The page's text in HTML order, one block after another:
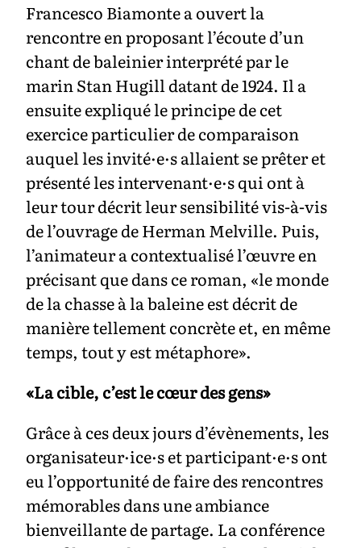
Francesco Biamonte a ouvert la
rencontre en proposant l’écoute d’un
chant de baleinier interprété par le
marin Stan Hugill datant de 1924. Il a
ensuite expliqué le principe de cet
exercice particulier de comparaison
auquel les invité·e·s allaient se prêter et
présenté les intervenant·e·s qui ont à
leur tour décrit leur sensibilité vis-à-vis
de l’ouvrage de Herman Melville. Puis,
l’animateur a contextualisé l’œuvre en
précisant que dans ce roman, «le monde
de la chasse à la baleine est décrit de
manière tellement concrète et, en même
temps, tout y est métaphore».
«La cible, c’est le cœur des gens»
Grâce à ces deux jours d’évènements, les
organisateur·ice·s et participant·e·s ont
eu l’opportunité de faire des rencontres
mémorables dans une ambiance
bienveillante de partage. La conférence